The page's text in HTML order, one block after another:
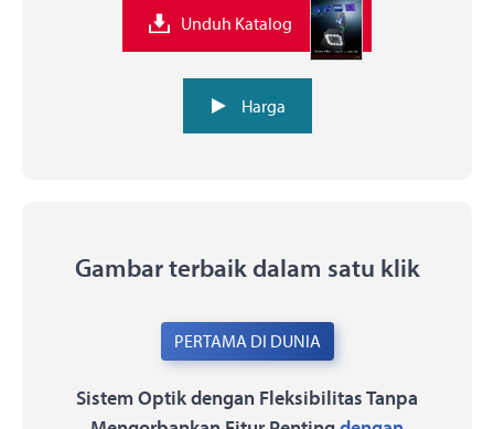
Unduh Katalog
Harga
Gambar terbaik dalam satu klik
PERTAMA DI DUNIA
Sistem Optik dengan Fleksibilitas Tanpa